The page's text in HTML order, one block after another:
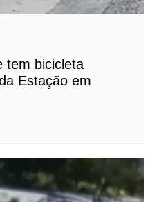
tem bicicleta
Estação em